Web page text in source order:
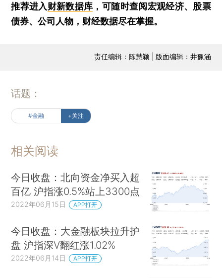
推荐进入财新数据库 ，可随时查阅宏观经济、股票
债券、公司人物，财经数据尽在掌握。
责任编辑：陈慧颖 | 版面编辑：井豫涵
话题：
#金融 +关注
相关阅读
今日收盘：北向资金净买入超
百亿 沪指涨0.5%站上3300点
2022年06月15日 APP打开
今日收盘：大金融板块拉升护
盘 沪指深V翻红涨1.02%
2022年06月14日 APP打开